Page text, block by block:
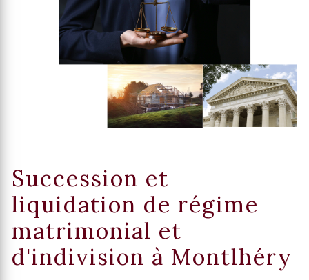
Succession et
liquidation de régime
matrimonial et
d'indivision à Montlhéry